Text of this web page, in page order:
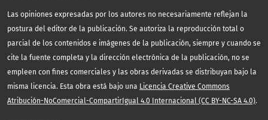
Las opiniones expresadas por los autores no necesariamente reflejan la
postura del editor de la publicación. Se autoriza la reproducción total o
parcial de los contenidos e imágenes de la publicación, siempre y cuando se
cite la fuente completa y la dirección electrónica de la publicación, no se
empleen con fines comerciales y las obras derivadas se distribuyan bajo la
misma licencia. Esta obra está bajo una Licencia Creative Commons
Atribución-NoComercial-CompartirIgual 4.0 Internacional (CC BY-NC-SA 4.0).